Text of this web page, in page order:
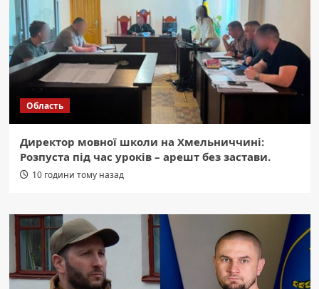
Область
Директор мовної школи на Хмельниччині:
Розпуста під час уроків – арешт без застави.
10 години тому назад